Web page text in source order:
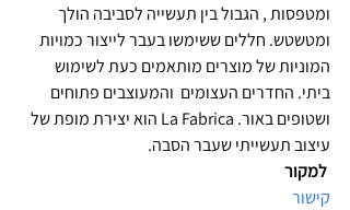
ומטפסות , הגבול בין תעשייה לסביבה הולך
ומטשטש. חללים ששימשו בעבר לייצור כמויות
המוניות של מוצרים מותאמים כעת לשימוש
ביתי. החדרים העצומים  והמעוצבים פתוחים
ושטופים באור. La Fabrica הוא יצירת מופת של
עיצוב תעשייתי שעבר הסבה.
קישור